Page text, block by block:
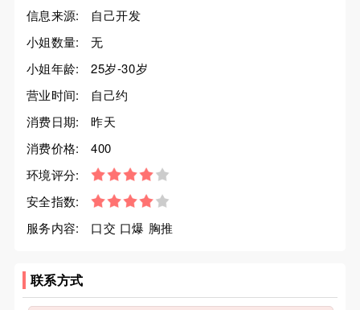
信息来源:
自己开发
小姐数量:
无
小姐年龄:
25岁-30岁
营业时间:
自己约
消费日期:
昨天
消费价格:
400
环境评分:
安全指数:
服务内容:
口交 口爆 胸推
联系方式